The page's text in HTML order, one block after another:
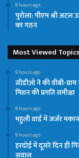
9 hours ago
पुरोला: पीएम श्री
का गठन
Most Viewed Topics
9 hours ago
सीडीओ ने की वीबी-
मिशन की प्रगति समीक्षा
9 hours ago
महुली वार्ड में जर्जर
9 hours ago
हरदोई में दूसरे दिन ही
सवाल